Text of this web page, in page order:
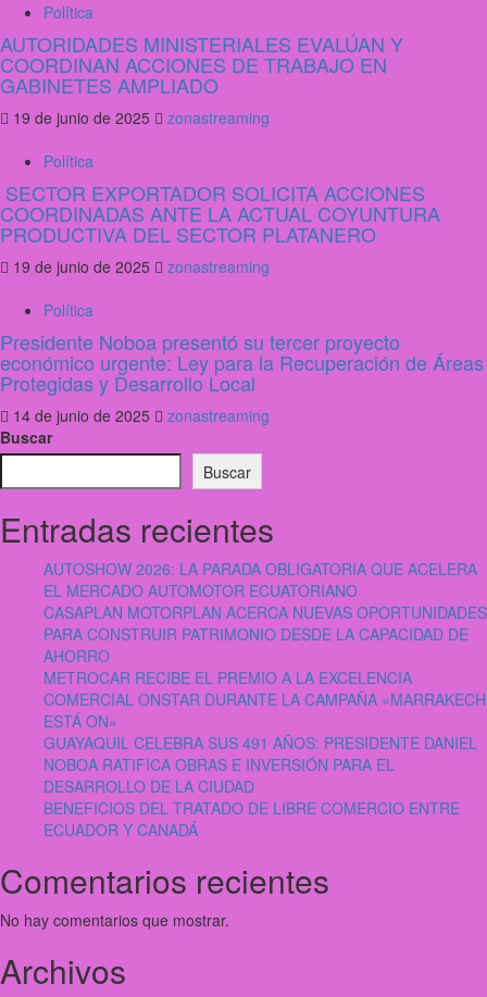
Política
AUTORIDADES MINISTERIALES EVALÚAN Y
COORDINAN ACCIONES DE TRABAJO EN
GABINETES AMPLIADO
19 de junio de 2025
zonastreaming
Política
SECTOR EXPORTADOR SOLICITA ACCIONES
COORDINADAS ANTE LA ACTUAL COYUNTURA
PRODUCTIVA DEL SECTOR PLATANERO
19 de junio de 2025
zonastreaming
Política
Presidente Noboa presentó su tercer proyecto
económico urgente: Ley para la Recuperación de Áreas
Protegidas y Desarrollo Local
14 de junio de 2025
zonastreaming
Buscar
Buscar
Entradas recientes
AUTOSHOW 2026: LA PARADA OBLIGATORIA QUE ACELERA
EL MERCADO AUTOMOTOR ECUATORIANO
CASAPLAN MOTORPLAN ACERCA NUEVAS OPORTUNIDADES
PARA CONSTRUIR PATRIMONIO DESDE LA CAPACIDAD DE
AHORRO
METROCAR RECIBE EL PREMIO A LA EXCELENCIA
COMERCIAL ONSTAR DURANTE LA CAMPAÑA «MARRAKECH
ESTÁ ON»
GUAYAQUIL CELEBRA SUS 491 AÑOS: PRESIDENTE DANIEL
NOBOA RATIFICA OBRAS E INVERSIÓN PARA EL
DESARROLLO DE LA CIUDAD
BENEFICIOS DEL TRATADO DE LIBRE COMERCIO ENTRE
ECUADOR Y CANADÁ
Comentarios recientes
No hay comentarios que mostrar.
Archivos